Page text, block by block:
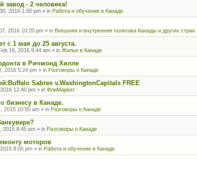
завод - 2 человека!
2016 1:00 pm » in Работа и обучение в Канаде
2016 10:20 pm » in Внешняя и внутренняя политика Канады и других стран
с 1 мая до 25 августа.
16, 2016 9:44 am » in Жилье в Канаде
в Ричмонд Хилле
2016 5:24 pm » in Разговоры о Канаде
Sabres v.WashingtonCapitals FREE
12:40 pm » in ФлиМаркет
бизнесу в Канаде.
2015 10:55 am » in Разговоры о Канаде
2015 8:45 pm » in Разговоры о Канаде
моторов
8:05 pm » in Работа и обучение в Канаде